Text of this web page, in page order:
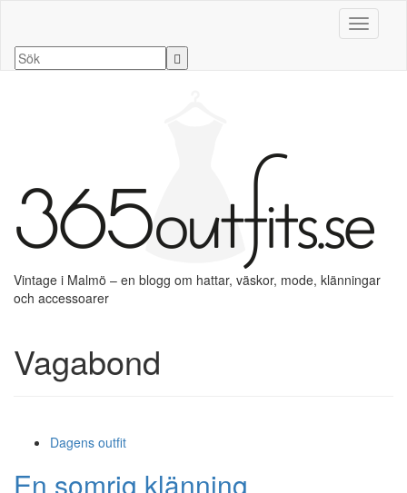
Slå på/
Vintage i Malmö – en blogg om hattar, väskor, mode, klänningar
och accessoarer
Vagabond
Dagens outfit
En somrig klänning